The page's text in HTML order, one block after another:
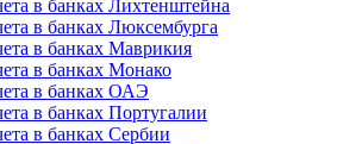
в банках Лихтенштейна
в банках Люксембурга
в банках Маврикия
в банках Монако
в банках ОАЭ
в банках Португалии
в банках Сербии